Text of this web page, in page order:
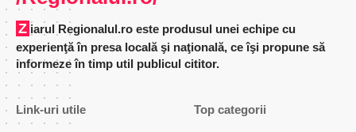
Ziarul Regionalul.ro este produsul unei echipe cu
experienţă în presa locală şi naţională, ce îşi propune să
informeze în timp util publicul cititor.
Link-uri utile Top categorii